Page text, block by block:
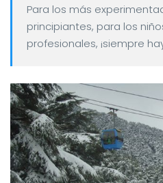
Para los más
principiantes, para los
profesionales, ¡siempre